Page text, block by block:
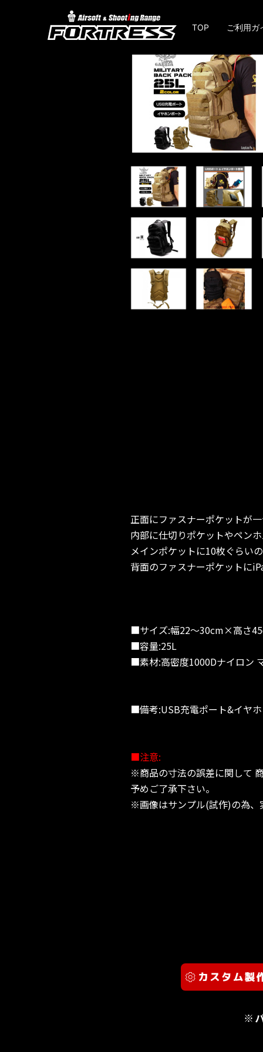
TOP ご利用ガ
正面にファスナーポケットが
内部に仕切りポケットやペン
メインポケットに10枚ぐらい
背面のファスナーポケットに
■サイズ:幅22〜30cm×高さ
■容量:25L
■素材:高密度1000Dナイロン
■備考:USB充電ポート&イヤ
■注意:
※商品の寸法の誤差に関して
予めご了承下さい。
※画像はサンプル(試作)の為、
※